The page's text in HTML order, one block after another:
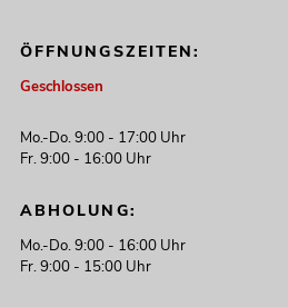
ÖFFNUNGSZEITEN:
Geschlossen
Mo.-Do. 9:00 - 17:00 Uhr
Fr. 9:00 - 16:00 Uhr
ABHOLUNG:
Mo.-Do. 9:00 - 16:00 Uhr
Fr. 9:00 - 15:00 Uhr